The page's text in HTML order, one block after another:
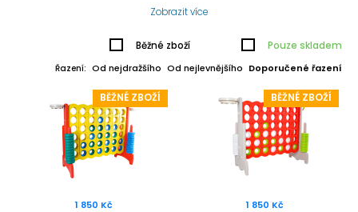
Zobrazit více
Běžné zboží Pouze skladem
Řazení: Od nejdražšího Od nejlevnějšího Doporučené řazení
BĚŽNÉ ZBOŽÍ
1 850 Kč
BĚŽNÉ ZBOŽÍ
1 850 Kč